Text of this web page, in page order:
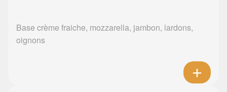
Base crème fraiche, mozzarella, jambon, lardons,
oignons